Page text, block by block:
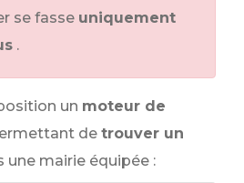
se fasse uniquement
.
un moteur de
de trouver un
une mairie équipée :